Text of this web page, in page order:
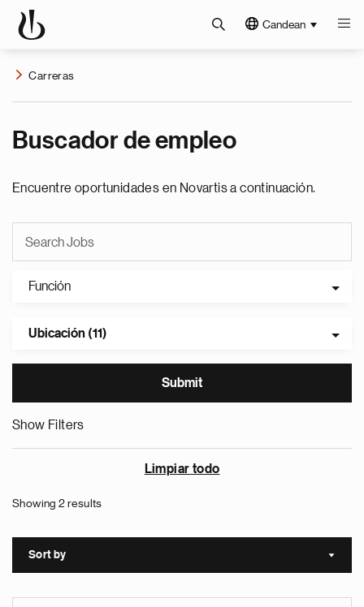
Candean
Carreras
Buscador de empleo
Encuentre oportunidades en Novartis a continuación.
Función
Ubicación (11)
Show Filters
Limpiar todo
Showing 2 results
Sort by Sort